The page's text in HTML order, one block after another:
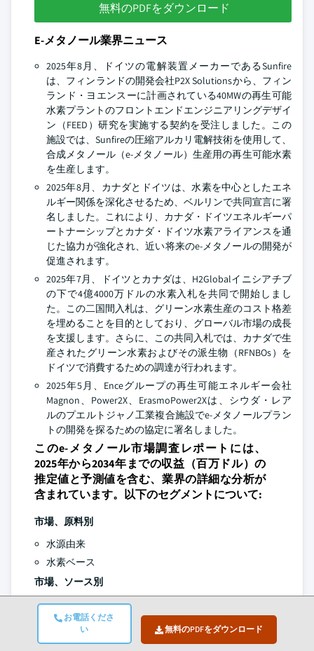
お電話くださ
い
無料のPDFをダウンロード
無料のPDFをダウンロード
E-メタノール業界ニュース
2025年8月、ドイツの電解装置メーカーであるSunfire
は、フィンランドの開発会社P2X Solutionsから、フィン
ランド・ヨエンスーに計画されている40MWの再生可能
水素プラントのフロントエンドエンジニアリングデザイ
ン（FEED）研究を実施する契約を受注しました。この
施設では、Sunfireの圧縮アルカリ電解技術を使用して、
合成メタノール（e-メタノール）生産用の再生可能水素
を生産します。
2025年8月、カナダとドイツは、水素を中心としたエネ
ルギー関係を深化させるため、ベルリンで共同宣言に署
名しました。これにより、カナダ・ドイツエネルギーパ
ートナーシップとカナダ・ドイツ水素アライアンスを通
じた協力が強化され、近い将来のe-メタノールの開発が
促進されます。
2025年7月、ドイツとカナダは、H2Globalイニシアチブ
の下で4億4000万ドルの水素入札を共同で開始しまし
た。この二国間入札は、グリーン水素生産のコスト格差
を埋めることを目的としており、グローバル市場の成長
を支援します。さらに、この共同入札では、カナダで生
産されたグリーン水素およびその派生物（RFNBOs）を
ドイツで消費するための調達が行われます。
2025年5月、Enceグループの再生可能エネルギー会社
Magnon、Power2X、ErasmoPower2Xは、シウダ・レア
ルのプエルトジャノ工業複合施設でe-メタノールプラン
トの開発を探るための協定に署名しました。
このe-メタノール市場調査レポートには、
2025年から2034年までの収益（百万ドル）の
推定値と予測値を含む、業界の詳細な分析が
含まれています。以下のセグメントについて:
市場、原料別
水源由来
水素ベース
市場、ソース別
再生可能エネルギー
化石燃料
市場、用途別